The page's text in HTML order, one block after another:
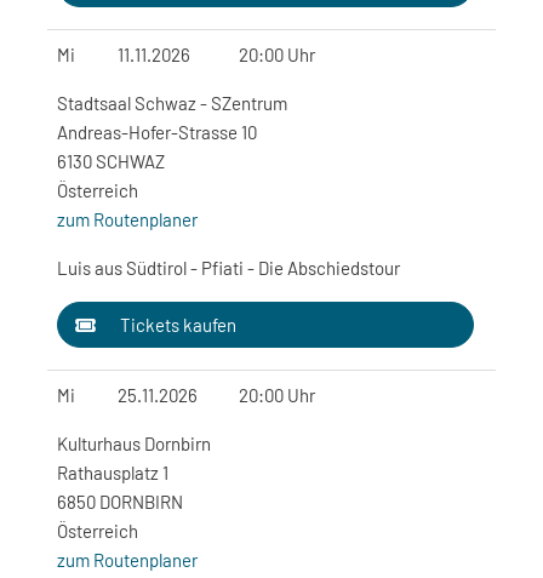
Mi 11.11.2026 20:00 Uhr
Stadtsaal Schwaz - SZentrum
Andreas-Hofer-Strasse 10
6130 SCHWAZ
Österreich
zum Routenplaner
Luis aus Südtirol - Pfiati - Die Abschiedstour
Tickets kaufen
Mi 25.11.2026 20:00 Uhr
Kulturhaus Dornbirn
Rathausplatz 1
6850 DORNBIRN
Österreich
zum Routenplaner